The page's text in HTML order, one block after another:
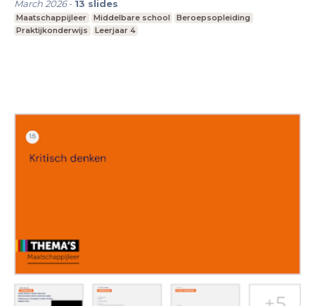
March 2026- 13 slides
Maatschappijleer Middelbare school
Beroepsopleiding
Praktijkonderwijs
Leerjaar 4